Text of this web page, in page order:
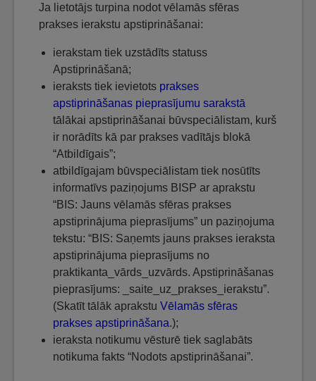
Ja lietotājs turpina nodot vēlamās sfēras
prakses ierakstu apstiprināšanai:
ierakstam tiek uzstādīts statuss
Apstiprināšanā;
ieraksts tiek ievietots prakses
apstiprināšanas pieprasījumu sarakstā
tālākai apstiprināšanai būvspeciālistam, kurš
ir norādīts kā par prakses vadītājs blokā
“Atbildīgais”;
atbildīgajam būvspeciālistam tiek nosūtīts
informatīvs paziņojums BISP ar aprakstu
“BIS: Jauns vēlamās sfēras prakses
apstiprinājuma pieprasījums” un paziņojuma
tekstu: “BIS: Saņemts jauns prakses ieraksta
apstiprinājuma pieprasījums no
praktikanta_vārds_uzvārds. Apstiprināšanas
pieprasījums: _saite_uz_prakses_ierakstu”.
(Skatīt tālāk aprakstu Vēlamās sfēras
prakses apstiprināšana.);
ieraksta notikumu vēsturē tiek saglabāts
notikuma fakts “Nodots apstiprināšanai”.